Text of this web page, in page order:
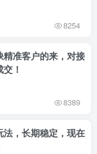
8254
精准客户的来，对接
！
8389
法，长期稳定，现在